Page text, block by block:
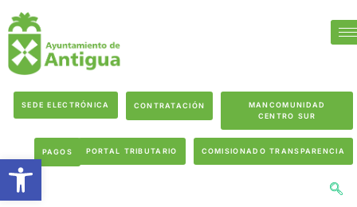
SEDE ELECTRÓNICA CONTRATACIÓN
MANCOMUNIDAD
CENTRO SUR
PAGOS PORTAL TRIBUTARIO COMISIONADO TRANSPARENCIA
Abrir barra de herramientas